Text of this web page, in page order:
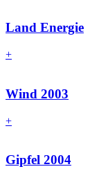
Land Energie
+
Wind 2003
+
Gipfel 2004